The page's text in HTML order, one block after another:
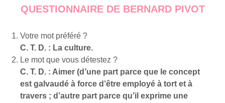
QUESTIONNAIRE DE BERNARD PIVOT
Votre mot préféré ?
C. T. D. : La culture.
Le mot que vous détestez ?
C. T. D. : Aimer (d’une part parce que le concept
est galvaudé à force d’être employé à tort et à
travers ; d’autre part parce qu’il exprime une